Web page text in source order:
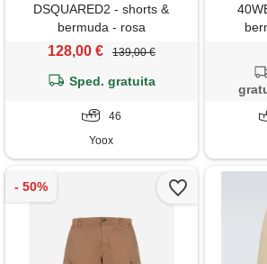
DSQUARED2 - shorts &
bermuda - rosa
128,00 € 139,00 €
Sped. gratuita
46
Yoox